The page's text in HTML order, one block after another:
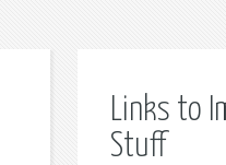
Links to
Stuff